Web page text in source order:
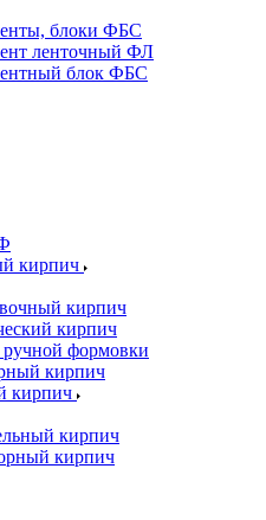
блоки ФБС
ленточный ФЛ
блок ФБС
кирпич
кирпич
кирпич
формовки
кирпич
кирпич
кирпич
кирпич